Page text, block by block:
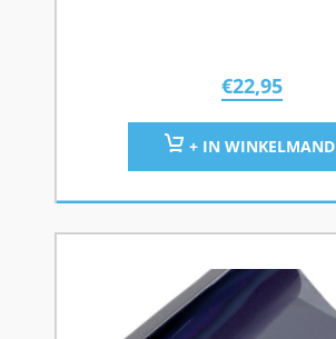
€22,95
+ IN WINKELMAND